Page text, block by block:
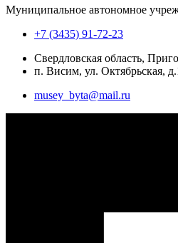
Муниципальное автономное
+7 (3435) 91-72-23
Свердловская область,
п. Висим, ул. Октябрьская,
musey_byta@mail.ru